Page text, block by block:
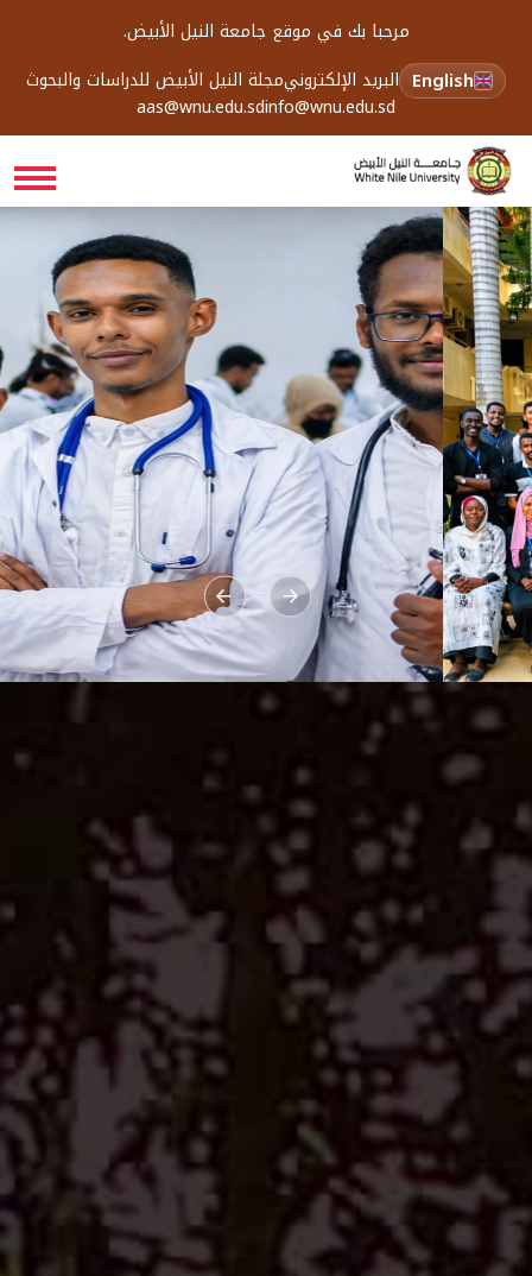
مرحبا بك في موقع جامعة النيل الأبيض.
English البريد الإلكترونيمجلة النيل الأبيض للدراسات والبحوث
info@wnu.edu.sd
aas@wnu.edu.sd